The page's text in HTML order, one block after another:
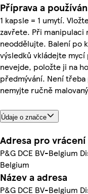
Příprava a
1 kapsle = 1 umytí.
zavřete. Při manipulaci
neoddělujte. Balení po
výsledků vkládejte
nevejde, položte ji na
předmývání. Není
nemyjte ručně
Údaje o značce
Adresa pro vrácení
P&G DCE BV-Belgium
Belgium
Název a adresa
P&G DCE BV-Belgium